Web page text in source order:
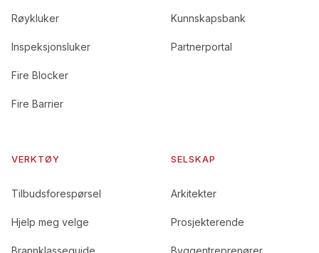
Røykluker
Inspeksjonsluker
Fire Blocker
Fire Barrier
Kunnskapsbank
Partnerportal
VERKTØY
Tilbudsforespørsel
Hjelp meg velge
Brannklasseguide
SELSKAP
Arkitekter
Prosjekterende
Byggentreprenører